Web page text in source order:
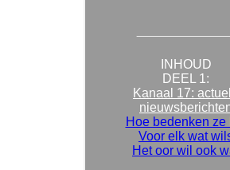
INHOUD
DEEL 1:
Kanaal 17:
Hoe bedenken ze
Voor elk wat
Het oor wil ook